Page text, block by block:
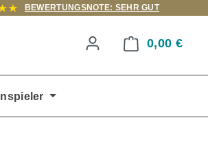
BEWERTUNGSNOTE: SEHR GUT
0,00 €